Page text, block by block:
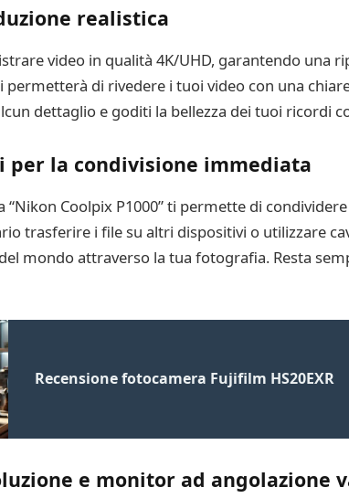
realistica
video in qualità 4K/UHD, garantendo una
di rivedere i tuoi video con una
dettaglio e goditi la bellezza dei tuoi ricordi
per la condivisione immediata
“Nikon Coolpix P1000” ti permette di
trasferire i file su altri dispositivi o utilizzare
mondo attraverso la tua fotografia. Resta
Recensione fotocamera Fujifilm HS20EXR
e monitor ad angolazione